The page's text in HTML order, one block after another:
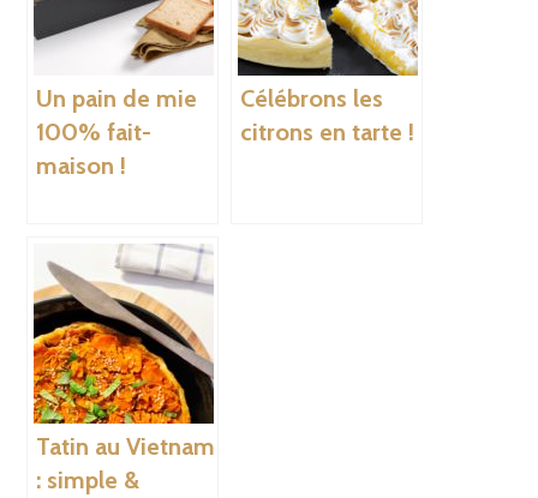
Un pain de mie
100% fait-
maison !
Célébrons les
citrons en tarte !
Tatin au Vietnam
: simple &